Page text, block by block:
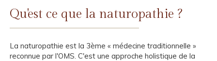
Qu'est ce que la naturopathie ?
La naturopathie est la 3ème « médecine traditionnelle »
reconnue par l'OMS. C'est une approche holistique de la